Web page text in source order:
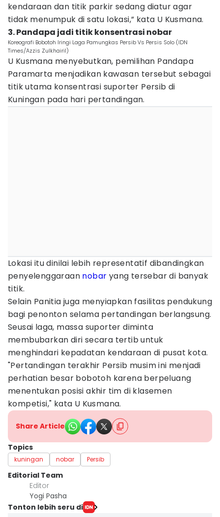
kendaraan dan titik parkir sedang diatur agar
tidak menumpuk di satu lokasi,” kata U Kusmana.
3. Pandapa jadi titik konsentrasi nobar
Koreografi Bobotoh Iringi Laga Pamungkas Persib Vs Persis Solo (IDN
Times/Azzis Zulkhairil)
U Kusmana menyebutkan, pemilihan Pandapa
Paramarta menjadikan kawasan tersebut sebagai
titik utama konsentrasi suporter Persib di
Kuningan pada hari pertandingan.
Lokasi itu dinilai lebih representatif dibandingkan
penyelenggaraan nobar yang tersebar di banyak
titik.
Selain Panitia juga menyiapkan fasilitas pendukung
bagi penonton selama pertandingan berlangsung.
Seusai laga, massa suporter diminta
membubarkan diri secara tertib untuk
menghindari kepadatan kendaraan di pusat kota.
"Pertandingan terakhir Persib musim ini menjadi
perhatian besar bobotoh karena berpeluang
menentukan posisi akhir tim di klasemen
kompetisi," kata U Kusmana.
Share Article
Topics
kuningan nobar Persib
Editorial Team
Editor
Yogi Pasha
Tonton lebih seru di